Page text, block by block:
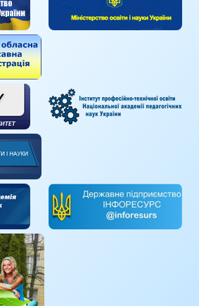
проведено тренінги з
співпраці закладів освіти з
«Сканування партнера за
вправи командами з
поведінки партнера,
ним рішень та реакцію на
складали перелік